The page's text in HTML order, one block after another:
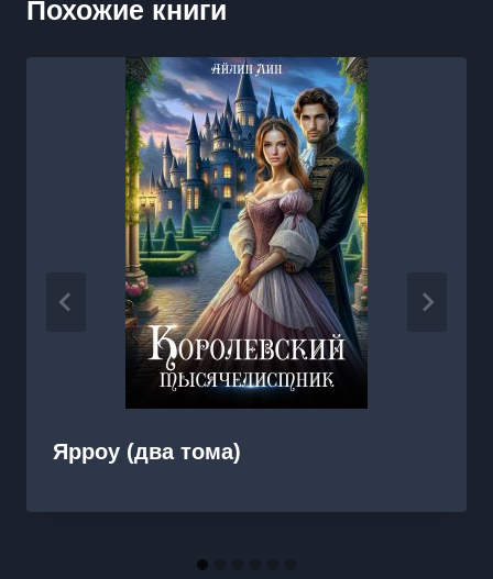
Похожие книги
Ярроу (два тома)